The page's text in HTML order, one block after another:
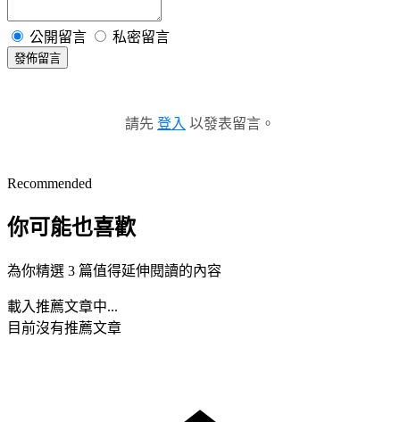
公開留言 私密留言
發佈留言
請先 登入 以發表留言。
Recommended
你可能也喜歡
為你精選 3 篇值得延伸閱讀的內容
載入推薦文章中...
目前沒有推薦文章